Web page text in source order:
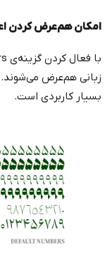
امکان هم‌عرض کردن
زبانی هم‌عرض
بسیار کاربردی است.